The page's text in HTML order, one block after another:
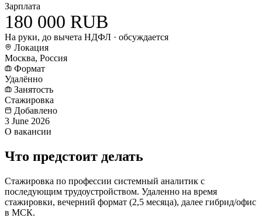
Зарплата
180 000 RUB
На руки, до вычета НДФЛ · обсуждается
Локация
Москва, Россия
Формат
Удалённо
Занятость
Стажировка
Добавлено
3 June 2026
О вакансии
Что предстоит делать
Стажировка по профессии системный аналитик с
последующим трудоустройством. Удаленно на время
стажировки, вечерний формат (2,5 месяца), далее гибрид/офис
в МСК.